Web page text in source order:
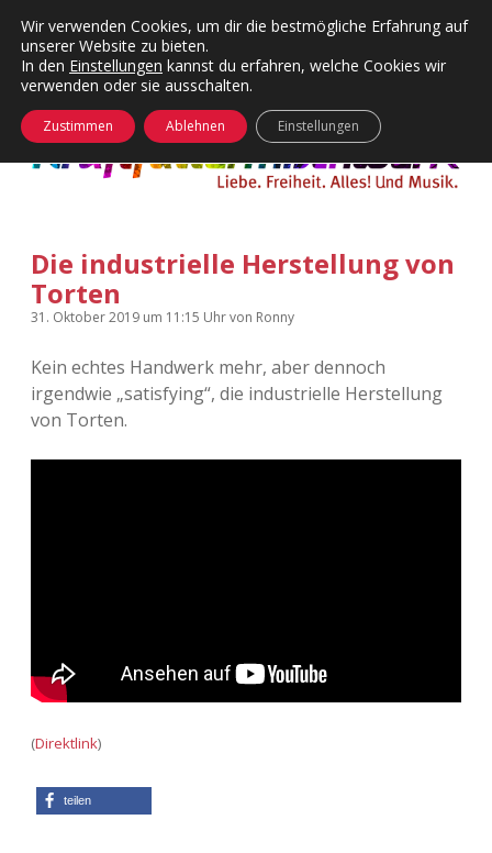
Kategorien
Menü
24 Hours Chilling
Die Wende
KFMW-Disco
kfmw.stuff
Kopfkinomusik
KFMW-Disco
Dates
Contact
Adventskalender
Adventskalender 2010
Adventskalender 2016
facebook
instagram
rss soundcloud
vimeoBluesky
öffnen
Die industrielle Herstellung von
Torten
31. Oktober 2019 um 11:15 Uhrvon Ronny
Kein echtes Handwerk mehr, aber dennoch
irgendwie „satisfying“, die industrielle Herstellung
von Torten.
(Direktlink)
teilen
Wir verwenden Cookies, um dir die bestmögliche Erfahrung auf
unserer Website zu bieten.
In den Einstellungen kannst du erfahren, welche Cookies wir
verwenden oder sie ausschalten.
Zustimmen Ablehnen Einstellungen